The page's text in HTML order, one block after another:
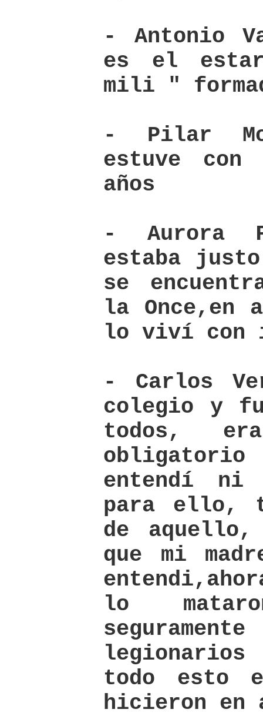
- Antonio
es el
mili "
- Pilar
estuve con
años
- Aurora
estaba
se
la Once,en
lo viví con
- Carlos
colegio y
todos, era
obligatorio
entendí ni
para ello,
de aquello,
que mi
lo
legionarios
todo esto
hicieron en